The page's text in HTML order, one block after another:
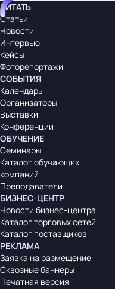
ЧИТАТЬ
Статьи
Новости
Интервью
Кейсы
Фоторепортажи
СОБЫТИЯ
Календарь
Организаторы
Выставки
Конференции
ОБУЧЕНИЕ
Семинары
Каталог обучающих
компаний
Преподаватели
БИЗНЕС-ЦЕНТР
Новости бизнес-центра
Каталог торговых сетей
Каталог поставщиков
РЕКЛАМА
Заявка на размещение
Сквозные баннеры
Печатная версия